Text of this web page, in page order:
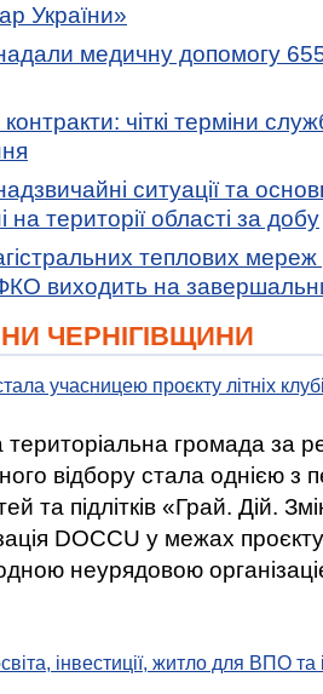
України»
надали медичну допомогу
чіткі терміни
ситуації та
на території області за добу
теплових мереж
виходить на
ЧЕРНІГІВЩИНИ
учасницею проєкту літніх
територіальна громада за
відбору стала однією
та підлітків «Грай. Дій.
DOCCU у межах
неурядовою
інвестиції, житло для ВПО